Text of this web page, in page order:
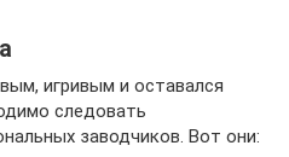
игривым и оставался
следовать
заводчиков. Вот они: